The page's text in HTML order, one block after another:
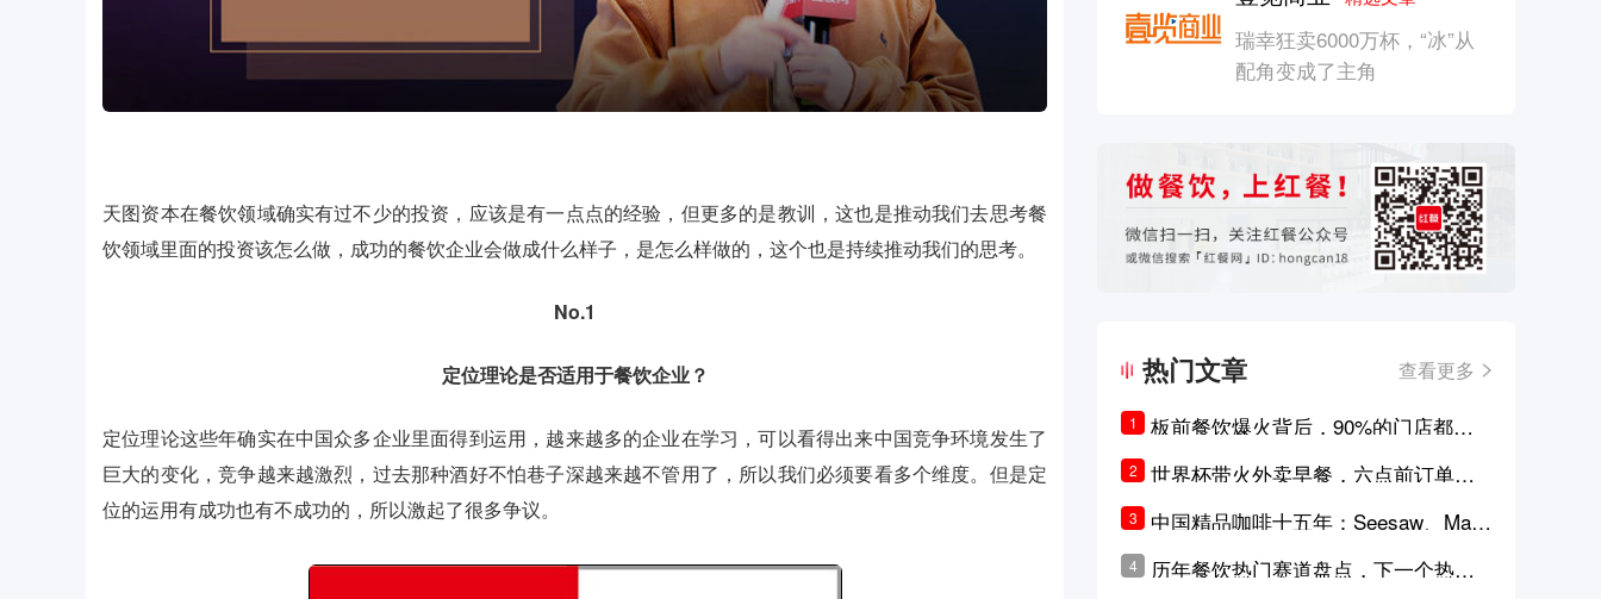
天图资本在餐饮领域确实有过不少的投资，应该是有一点点的经验，但更多的是教训，这也是推动我们去思考餐
饮领域里面的投资该怎么做，成功的餐饮企业会做成什么样子，是怎么样做的，这个也是持续推动我们的思考。
No.1
定位理论是否适用于餐饮企业？
定位理论这些年确实在中国众多企业里面得到运用，越来越多的企业在学习，可以看得出来中国竞争环境发生了
巨大的变化，竞争越来越激烈，过去那种酒好不怕巷子深越来越不管用了，所以我们必须要看多个维度。但是定
位的运用有成功也有不成功的，所以激起了很多争议。
瑞幸狂卖6000万杯，“冰”从
配角变成了主角
热门文章 查看更多
1
板前餐饮爆火背后，90%的门店都只
是徒有其表的刻意作秀？
2
世界杯带火外卖早餐，六点前订单大
3
中国精品咖啡十五年：Seesaw、Man
ner、M Stand为何结出了不同的果
实？
4
历年餐饮热门赛道盘点，下一个热门